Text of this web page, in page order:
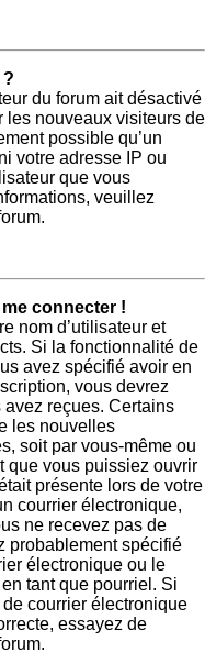
?
du forum ait désactivé
les nouveaux visiteurs de
possible qu’un
votre adresse IP ou
que vous
veuillez
connecter !
nom d’utilisateur et
Si la fonctionnalité de
avez spécifié avoir en
vous devrez
reçues. Certains
les nouvelles
soit par vous-même ou
que vous puissiez ouvrir
présente lors de votre
courrier électronique,
ne recevez pas de
probablement spécifié
électronique ou le
tant que pourriel. Si
courrier électronique
essayez de